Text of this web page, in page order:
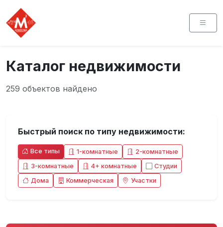
Каталог недвижимости
259 объектов найдено
Быстрый поиск по типу недвижимости:
Все типы 1-комнатные
2-комнатные
3-комнатные
4+ комнатные
Студии
Дома
Коммерческая Участки